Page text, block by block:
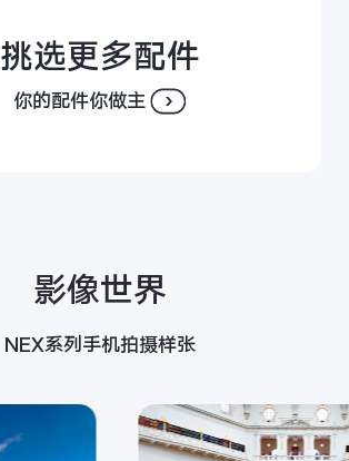
挑选更多配件
你的配件你做主
影像世界
NEX系列手机拍摄样张